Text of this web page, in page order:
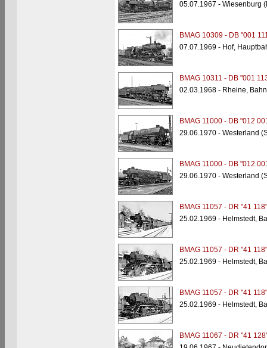
05.07.1967 - Wiesenburg
BMAG 10309 - DB "001
07.07.1969 - Hof,
BMAG 10311 - DB "001
02.03.1968 - Rheine,
BMAG 11000 - DB "012
29.06.1970 - Westerland
BMAG 11000 - DB "012
29.06.1970 - Westerland
BMAG 11057 - DR "41 118"
25.02.1969 - Helmstedt,
BMAG 11057 - DR "41 118"
25.02.1969 - Helmstedt,
BMAG 11057 - DR "41 118"
25.02.1969 - Helmstedt,
BMAG 11067 - DR "41